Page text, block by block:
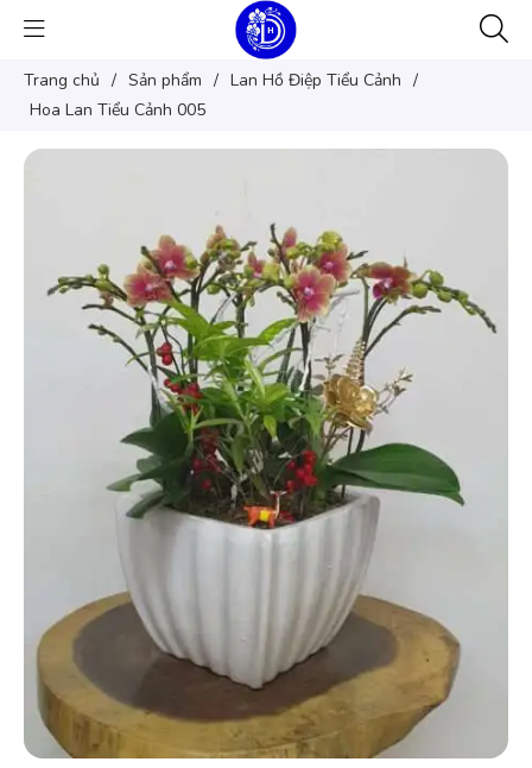
Trang chủ / Sản phẩm / Lan Hồ Điệp Tiểu Cảnh /
Hoa Lan Tiểu Cảnh 005